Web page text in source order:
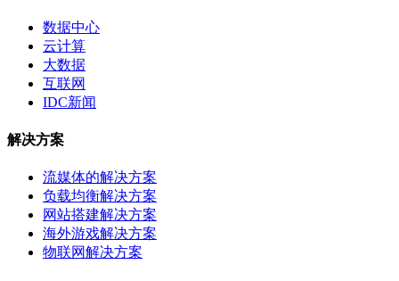
数据中心
云计算
大数据
互联网
IDC新闻
解决方案
流媒体的解决方案
负载均衡解决方案
网站搭建解决方案
海外游戏解决方案
物联网解决方案